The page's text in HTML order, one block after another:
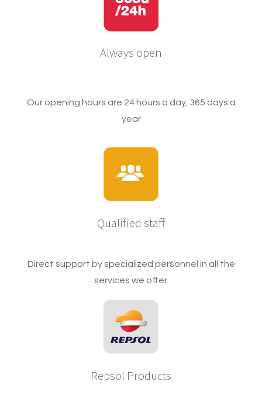
Always open
Our opening hours are 24 hours a day, 365 days a
year
Qualified staff
Direct support by specialized personnel in all the
services we offer.
Repsol Products